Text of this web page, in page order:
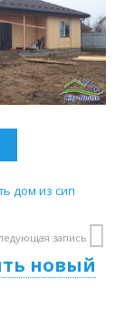
дом из сип
запись
новый